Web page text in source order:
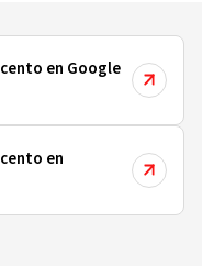
en Google
en